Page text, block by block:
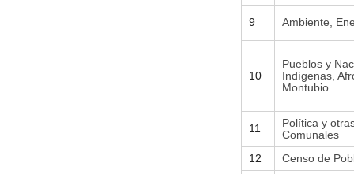
9 Ambiente,
10
Pueblos y
Indígenas,
Montubio
11
Política y
Comunales
12
Censo de